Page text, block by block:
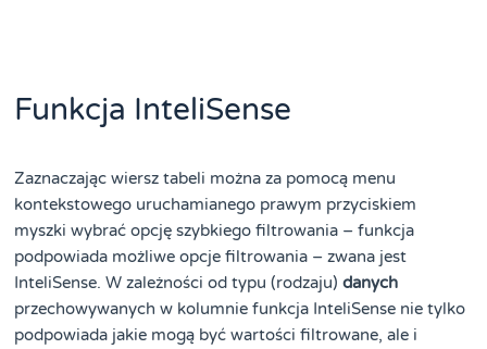
Funkcja InteliSense
Zaznaczając wiersz tabeli można za pomocą menu
kontekstowego uruchamianego prawym przyciskiem
myszki wybrać opcję szybkiego filtrowania – funkcja
podpowiada możliwe opcje filtrowania – zwana jest
InteliSense. W zależności od typu (rodzaju)danych
przechowywanych w kolumnie funkcja InteliSense nie tylko
podpowiada jakie mogą być wartości filtrowane, ale i